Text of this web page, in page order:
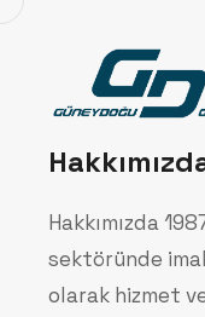
Hakkımızda
sektöründe
olarak hizmet